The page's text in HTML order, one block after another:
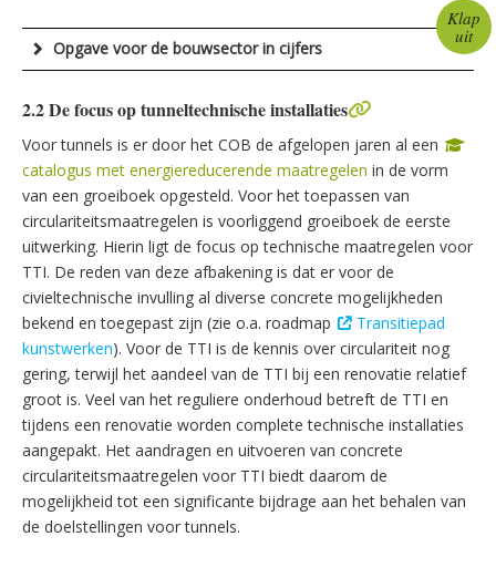
Opgave voor de bouwsector in cijfers
Klap
uit
2.2 De focus op tunneltechnische installaties
Voor tunnels is er door het COB de afgelopen jaren al een
catalogus met energiereducerende maatregelen in de vorm
van een groeiboek opgesteld. Voor het toepassen van
circulariteitsmaatregelen is voorliggend groeiboek de eerste
uitwerking. Hierin ligt de focus op technische maatregelen voor
TTI. De reden van deze afbakening is dat er voor de
civieltechnische invulling al diverse concrete mogelijkheden
bekend en toegepast zijn (zie o.a. roadmap
Transitiepad
kunstwerken). Voor de TTI is de kennis over circulariteit nog
gering, terwijl het aandeel van de TTI bij een renovatie relatief
groot is. Veel van het reguliere onderhoud betreft de TTI en
tijdens een renovatie worden complete technische installaties
aangepakt. Het aandragen en uitvoeren van concrete
circulariteitsmaatregelen voor TTI biedt daarom de
mogelijkheid tot een significante bijdrage aan het behalen van
de doelstellingen voor tunnels.